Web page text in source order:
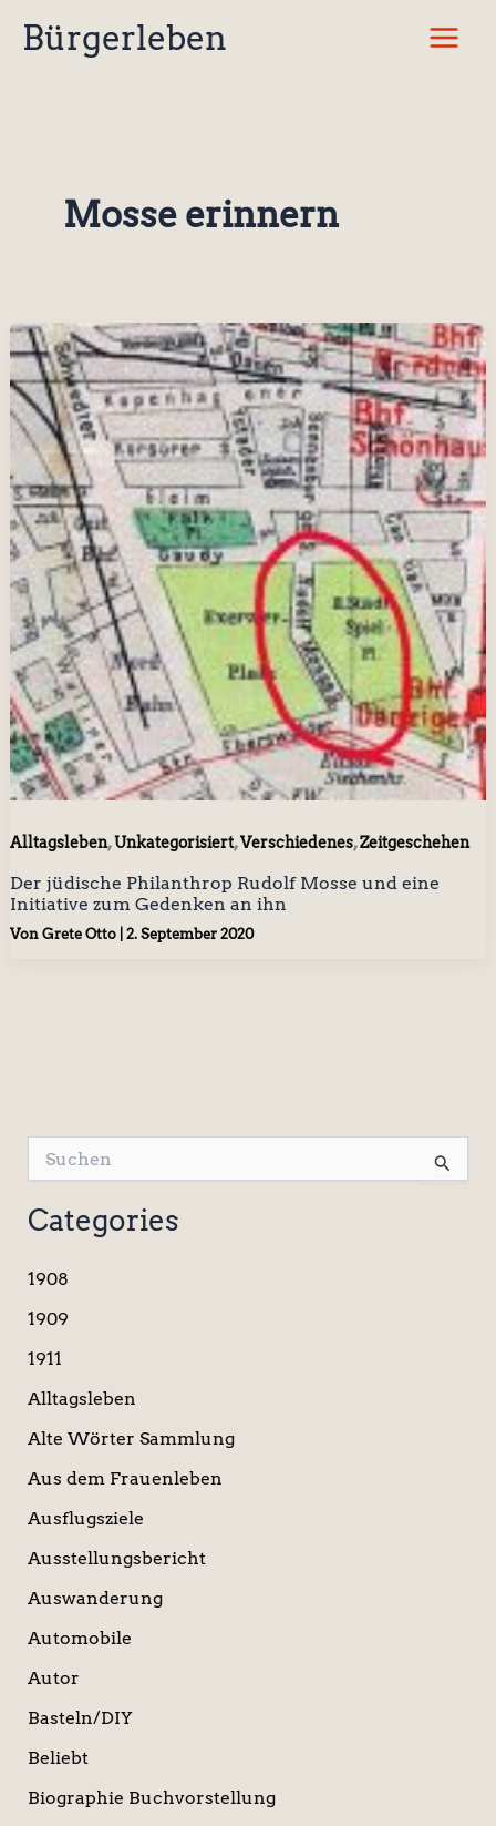
InhaltBürgerleben
Mosse erinnern
Alltagsleben,Unkategorisiert,Verschiedenes,Zeitgeschehen
Der jüdische Philanthrop Rudolf Mosse und eine
Initiative zum Gedenken an ihn
Von Grete Otto 2. September 2020
u
c
h
n
a
h
Categories
1908
1909
1911
Alltagsleben
Alte Wörter Sammlung
Aus dem Frauenleben
Ausflugsziele
Ausstellungsbericht
Auswanderung
Automobile
Autor
Basteln/DIY
Beliebt
Biographie Buchvorstellung